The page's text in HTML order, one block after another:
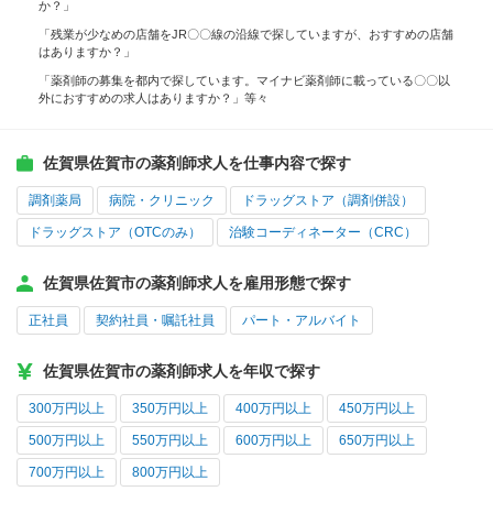
か？」
「残業が少なめの店舗をJR〇〇線の沿線で探していますが、おすすめの店舗
はありますか？」
「薬剤師の募集を都内で探しています。マイナビ薬剤師に載っている〇〇以
外におすすめの求人はありますか？」等々
佐賀県佐賀市の薬剤師求人を仕事内容で探す
調剤薬局 病院・クリニック ドラッグストア（調剤併設）
ドラッグストア（OTCのみ） 治験コーディネーター（CRC）
佐賀県佐賀市の薬剤師求人を雇用形態で探す
正社員 契約社員・嘱託社員 パート・アルバイト
佐賀県佐賀市の薬剤師求人を年収で探す
300万円以上 350万円以上 400万円以上 450万円以上
500万円以上 550万円以上 600万円以上 650万円以上
700万円以上 800万円以上